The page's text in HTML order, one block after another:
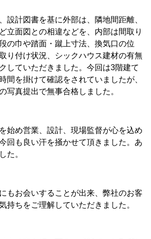
設計図書を基に外部は、隣地間距離、
立面図との相違などを、内部は間取り
の巾や踏面・蹴上寸法、換気口の位
り付け状況、シックハウス建材の有無
していただきました。今回は3階建て
間を掛けて確認をされていましたが、
写真提出で無事合格しました。
始め営業、設計、現場監督が心を込め
回も良い汗を掻かせて頂きました。あ
た。
もお会いすることが出来、弊社のお客
持ちをご理解していただきました。